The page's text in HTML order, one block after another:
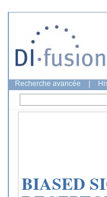
Recherche avancée
BIASED